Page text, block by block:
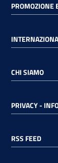
PROMOZIONE
CHI SIAMO
PRIVACY -
RSS FEED